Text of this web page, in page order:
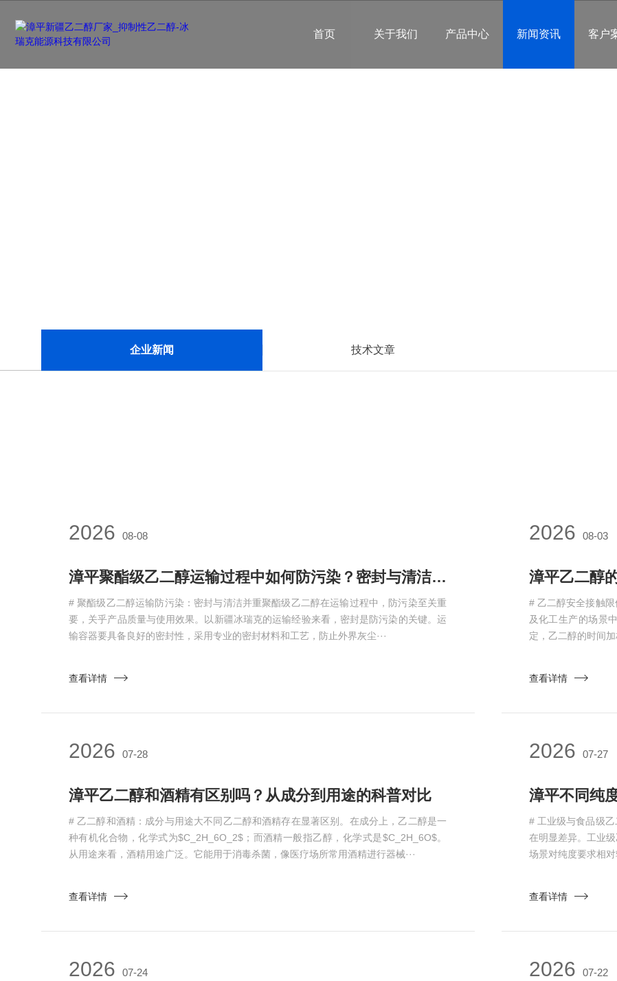
首页 关于我们 产品中心 新闻资讯 客户
企业新闻 技术文章
2026 08-08
漳平聚酯级乙二醇运输过程中如何防污染？密封与清洁要求
# 聚酯级乙二醇运输防污染：密封与清洁并重聚酯级乙二醇在运输过程中，防污染至关重
要，关乎产品质量与使用效果。以新疆冰瑞克的运输经验来看，密封是防污染的关键。运
输容器要具备良好的密封性，采用专业的密封材料和工艺，防止外界灰尘···
查看详情
2026 08-03
漳平乙二醇
# 乙二醇安全接触
及化工生产的场景
定，乙二醇的时间
查看详情
2026 07-28
漳平乙二醇和酒精有区别吗？从成分到用途的科普对比
# 乙二醇和酒精：成分与用途大不同乙二醇和酒精存在显著区别。在成分上，乙二醇是一
种有机化合物，化学式为$C_2H_6O_2$；而酒精一般指乙醇，化学式是$C_2H_6O$。
从用途来看，酒精用途广泛。它能用于消毒杀菌，像医疗场所常用酒精进行器械···
查看详情
2026 07-27
# 工业级与食品级
在明显差异。工业
场景对纯度要求相
查看详情
2026 07-24 2026 07-22